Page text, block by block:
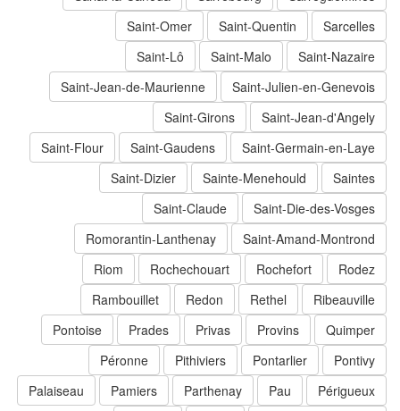
Sarcelles
Saint-Quentin
Saint-Omer
Saint-Nazaire
Saint-Malo
Saint-Lô
Saint-Julien-en-Genevois
Saint-Jean-de-Maurienne
Saint-Jean-d'Angely
Saint-Girons
Saint-Germain-en-Laye
Saint-Gaudens
Saint-Flour
Saintes
Sainte-Menehould
Saint-Dizier
Saint-Die-des-Vosges
Saint-Claude
Saint-Amand-Montrond
Romorantin-Lanthenay
Rodez
Rochefort
Rochechouart
Riom
Ribeauville
Rethel
Redon
Rambouillet
Quimper
Provins
Privas
Prades
Pontoise
Pontivy
Pontarlier
Pithiviers
Péronne
Périgueux
Parthenay
Pamiers
Palaiseau